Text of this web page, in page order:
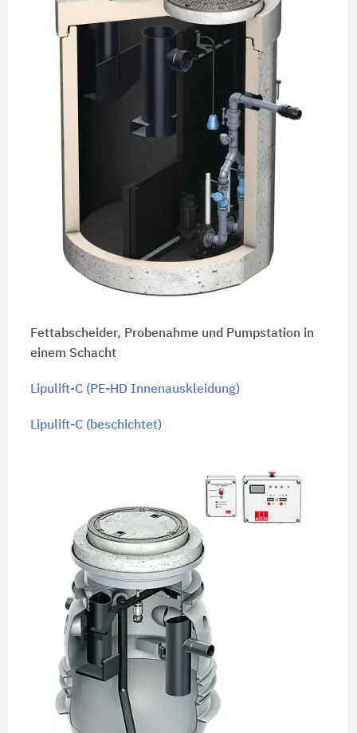
Fettabscheider, Probenahme und Pumpstation in
einem Schacht
Lipulift-C (PE-HD Innenauskleidung)
Lipulift-C (beschichtet)